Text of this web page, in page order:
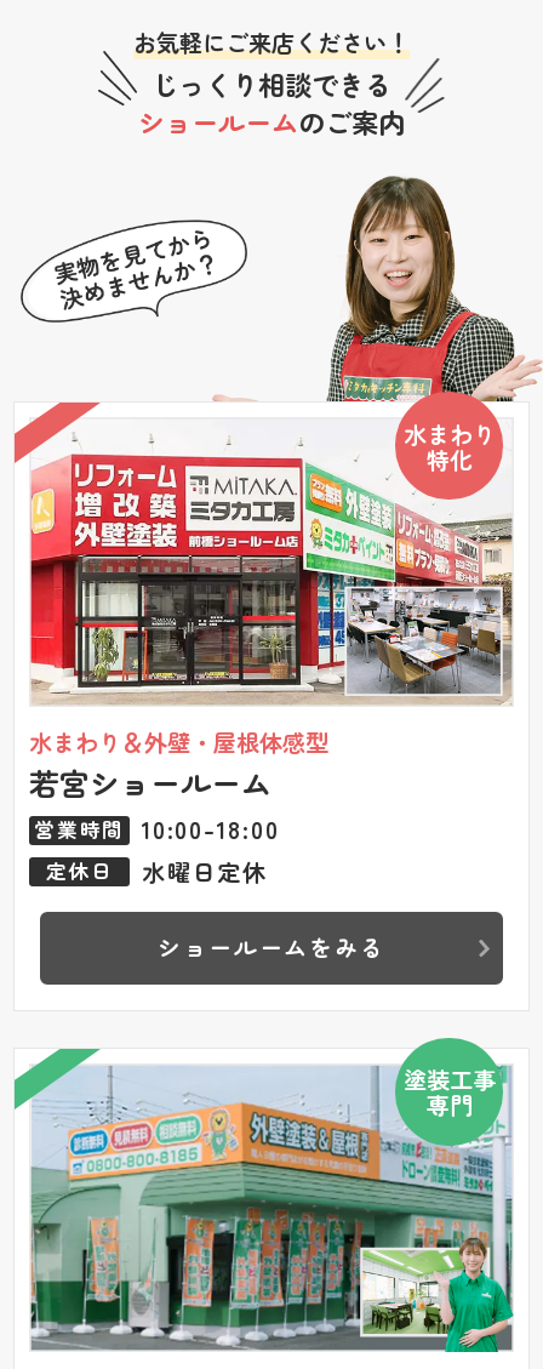
お気軽にご来店ください！
じっくり相談できる
ショールームのご案内
水まわり＆外壁・屋根体感型
若宮ショールーム
水まわり
特化
営業時間 10:00-18:00
定休日 水曜日定休
ショールームをみる
塗装工事
専門